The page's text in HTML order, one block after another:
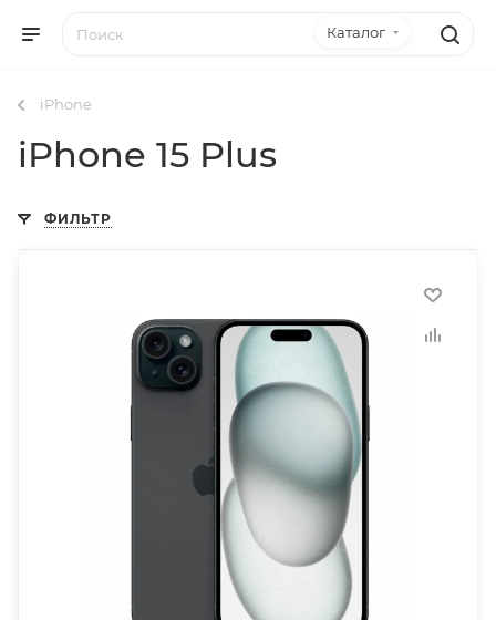
Каталог
iPhone
iPhone 15 Plus
ФИЛЬТР